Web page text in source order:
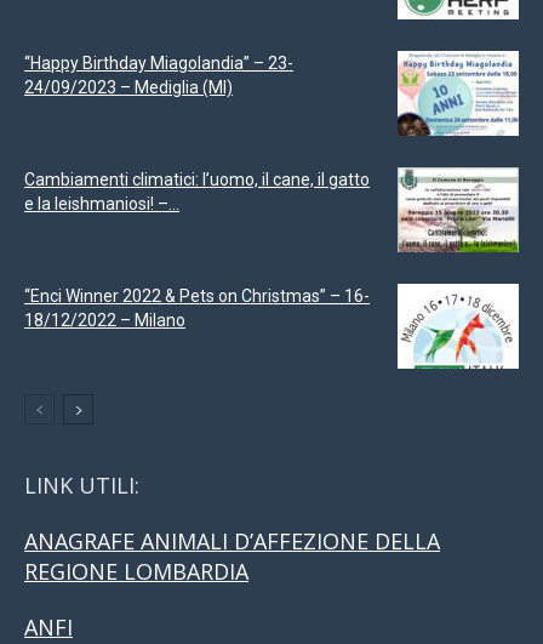
“Happy Birthday Miagolandia” – 23-
24/09/2023 – Mediglia (MI)
Cambiamenti climatici: l’uomo, il cane, il gatto
e la leishmaniosi! –...
“Enci Winner 2022 & Pets on Christmas” – 16-
18/12/2022 – Milano
LINK UTILI:
ANAGRAFE ANIMALI D’AFFEZIONE DELLA
REGIONE LOMBARDIA
ANFI